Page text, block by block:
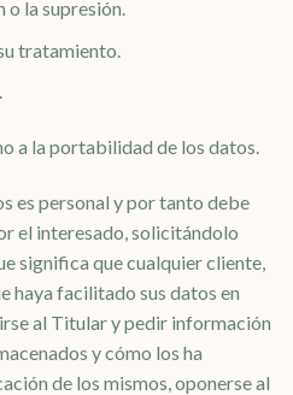
la supresión.
tratamiento.
a la portabilidad de los datos.
es personal y por tanto debe
el interesado, solicitándolo
significa que cualquier cliente,
haya facilitado sus datos en
al Titular y pedir información
y cómo los ha
de los mismos, oponerse al